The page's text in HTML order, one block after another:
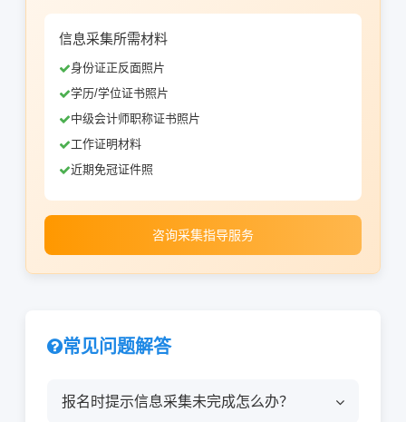
信息采集所需材料
身份证正反面照片
学历/学位证书照片
中级会计师职称证书照片
工作证明材料
近期免冠证件照
咨询采集指导服务
常见问题解答
报名时提示信息采集未完成怎么办？